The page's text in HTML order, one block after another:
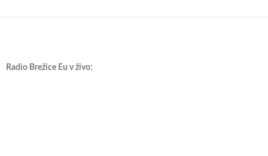
Radio Brežice Eu v živo: